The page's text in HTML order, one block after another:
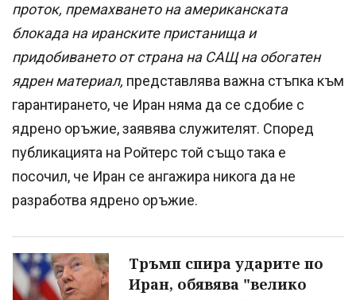
проток, премахването на американската
блокада на иранските пристанища и
придобиването от страна на САЩ на обогатен
ядрен материал, представлява важна стъпка към
гарантирането, че Иран няма да се сдобие с
ядрено оръжие, заявява служителят. Според
публикацията на Ройтерс той също така е
посочил, че Иран се ангажира никога да не
разработва ядрено оръжие.
Тръмп спира ударите по
Иран, обявява "велико